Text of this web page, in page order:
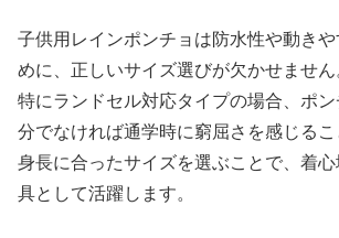
子供用レインポンチョは防水性や動き
めに、正しいサイズ選びが欠かせません
特にランドセル対応タイプの場合、ポ
分でなければ通学時に窮屈さを感じるこ
身長に合ったサイズを選ぶことで、着
具として活躍します。